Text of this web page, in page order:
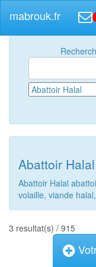
mabrouk.fr
Abattoir
Abattoir Halal
volaille, viande
3 resultat(s) / 915